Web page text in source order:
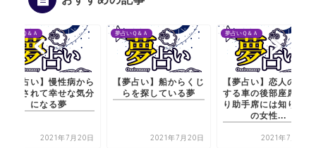
夢占いＱ＆Ａ
【夢占い】慢性病から
解放されて幸せな気分
になる夢
2021年7月20日
夢占いＱ＆Ａ
【夢占い】船からくじ
らを探している夢
2021年7月20日
夢占いＱ＆Ａ
【夢占い】恋人の運転
する車の後部座席に乗
り助手席には知り合い
の女性...
2021年7月21日